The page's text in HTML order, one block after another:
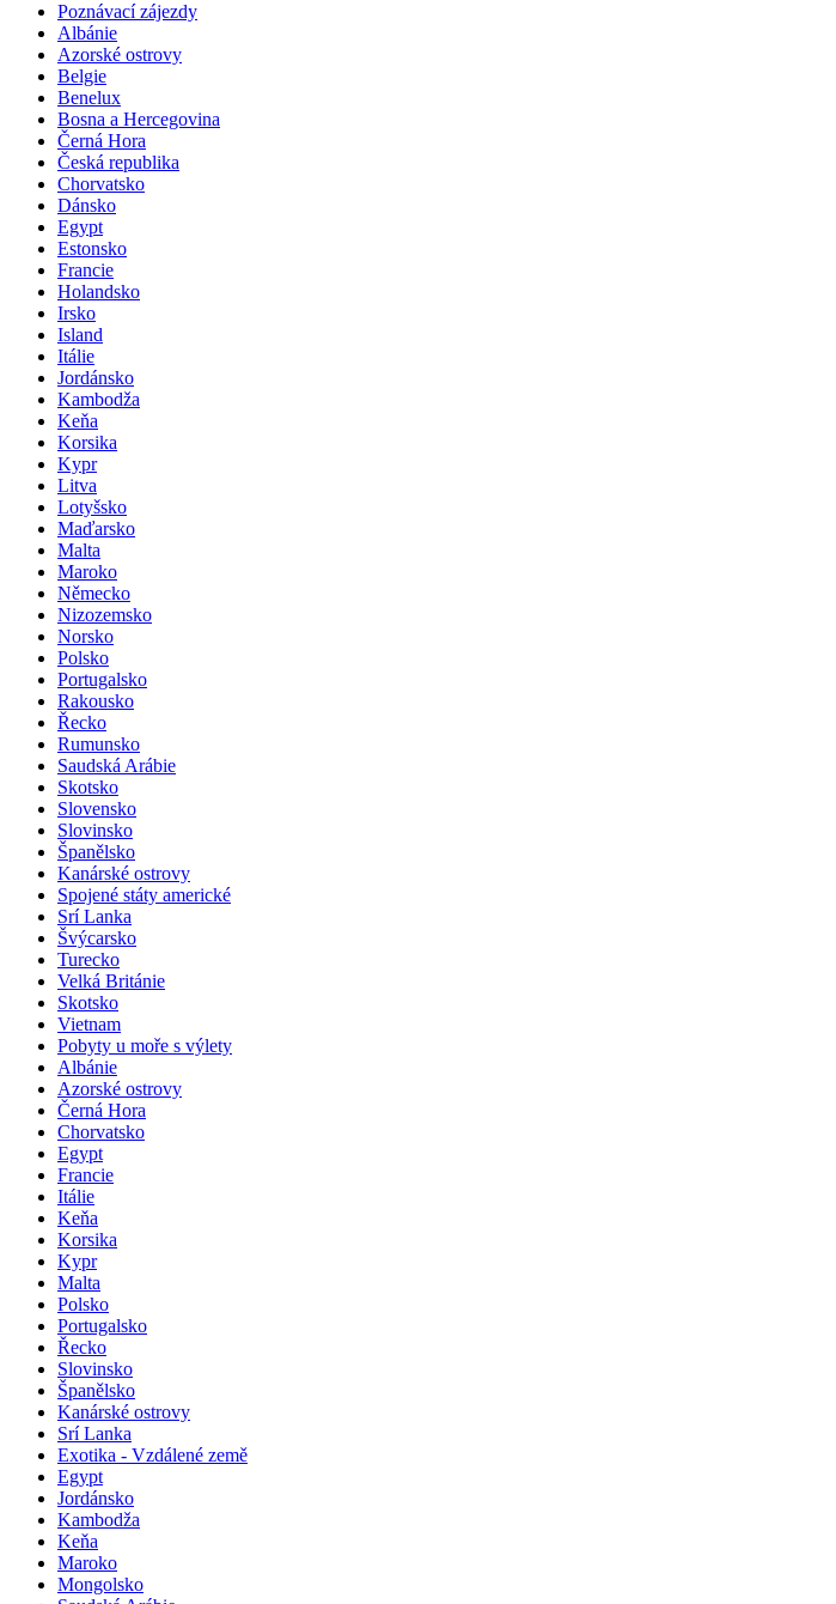
Poznávací zájezdy
Albánie
Azorské ostrovy
Belgie
Benelux
Bosna a Hercegovina
Černá Hora
Česká republika
Chorvatsko
Dánsko
Egypt
Estonsko
Francie
Holandsko
Irsko
Island
Itálie
Jordánsko
Kambodža
Keňa
Korsika
Kypr
Litva
Lotyšsko
Maďarsko
Malta
Maroko
Německo
Nizozemsko
Norsko
Polsko
Portugalsko
Rakousko
Řecko
Rumunsko
Saudská Arábie
Skotsko
Slovensko
Slovinsko
Španělsko
Kanárské ostrovy
Spojené státy americké
Srí Lanka
Švýcarsko
Turecko
Velká Británie
Skotsko
Vietnam
Pobyty u moře s výlety
Albánie
Azorské ostrovy
Černá Hora
Chorvatsko
Egypt
Francie
Itálie
Keňa
Korsika
Kypr
Malta
Polsko
Portugalsko
Řecko
Slovinsko
Španělsko
Kanárské ostrovy
Srí Lanka
Exotika - Vzdálené země
Egypt
Jordánsko
Kambodža
Keňa
Maroko
Mongolsko